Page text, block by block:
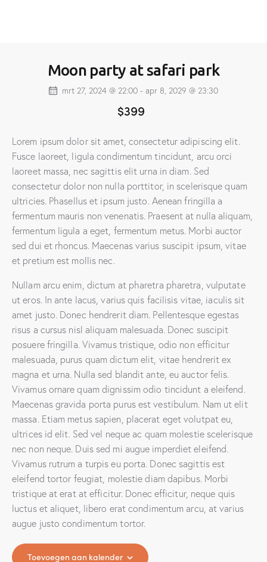
Moon party at safari park
mrt 27, 2024 @ 22:00 - apr 8, 2029 @ 23:30
$399
Lorem ipsum dolor sit amet, consectetur adipiscing elit.
Fusce laoreet, ligula condimentum tincidunt, arcu orci
laoreet massa, nec sagittis elit urna in diam. Sed
consectetur dolor non nulla porttitor, in scelerisque quam
ultricies. Phasellus et ipsum justo. Aenean fringilla a
fermentum mauris non venenatis. Praesent at nulla aliquam,
fermentum ligula a eget, fermentum metus. Morbi auctor
sed dui et rhoncus. Maecenas varius suscipit ipsum, vitae
et pretium est mollis nec.
Nullam arcu enim, dictum at pharetra pharetra, vulputate
ut eros. In ante lacus, varius quis facilisis vitae, iaculis sit
amet justo. Donec hendrerit diam. Pellentesque egestas
risus a cursus nisl aliquam malesuada. Donec suscipit
posuere fringilla. Vivamus tristique, odio non efficitur
malesuada, purus quam dictum elit, vitae hendrerit ex
magna et urna. Nulla sed blandit ante, eu auctor felis.
Vivamus ornare quam dignissim odio tincidunt a eleifend.
Maecenas gravida porta purus est vestibulum. Nam ut elit
massa. Etiam metus sapien, placerat eget volutpat eu,
ultrices id elit. Sed vel neque ac quam molestie scelerisque
nec non neque. Duis sed mi augue imperdiet eleifend.
Vivamus rutrum a turpis eu porta. Donec sagittis est
eleifend tortor feugiat, molestie diam dapibus. Morbi
tristique at erat at efficitur. Donec efficitur, neque quis
luctus et aliquet, libero erat condimentum arcu, at varius
augue justo condimentum tortor.
Toevoegen aan kalender